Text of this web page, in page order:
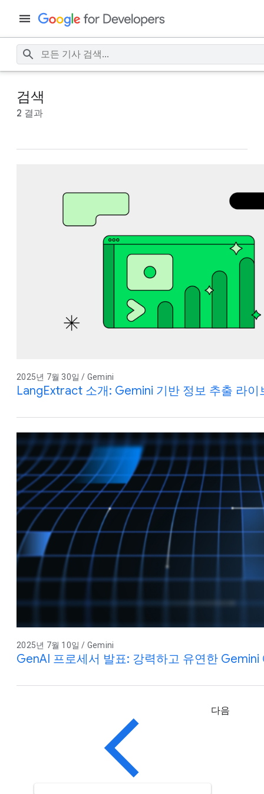
검색
2 결과
2025년 7월 30일 / Gemini
LangExtract 소개: Gemini 기반 정보 추출 라이
2025년 7월 10일 / Gemini
GenAI 프로세서 발표: 강력하고 유연한
다음